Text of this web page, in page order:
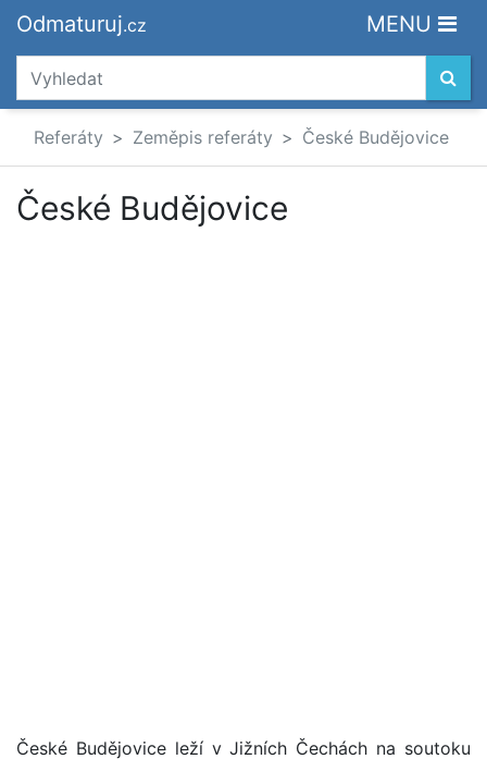
Odmaturuj.cz MENU
Referáty Zeměpis referáty České Budějovice
České Budějovice
České Budějovice leží v Jižních Čechách na soutoku